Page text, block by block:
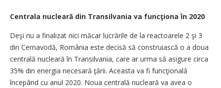
Centrala nucleară din Transilvania va funcţiona în 2020
Deşi nu a finalizat nici măcar lucrările de la reactoarele 2 şi 3
din Cernavodă, România este decisă să construiască o a doua
centrală nucleară în Transilvania, care ar urma să asigure circa
35% din energia necesară ţării. Aceasta va fi funcţională
începând cu anul 2020. Noua centrală nucleară va avea o